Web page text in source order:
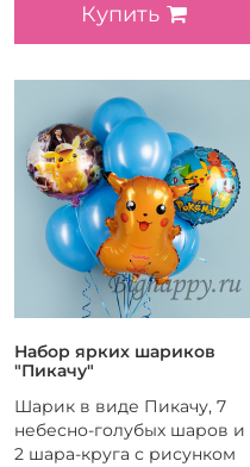
Купить
Набор ярких шариков
"Пикачу"
Шарик в виде Пикачу, 7
небесно-голубых шаров и
2 шара-круга с рисунком